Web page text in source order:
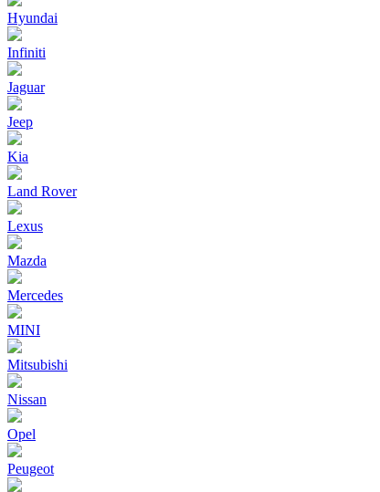
Hyundai
Infiniti
Jaguar
Jeep
Kia
Land Rover
Lexus
Mazda
Mercedes
MINI
Mitsubishi
Nissan
Opel
Peugeot